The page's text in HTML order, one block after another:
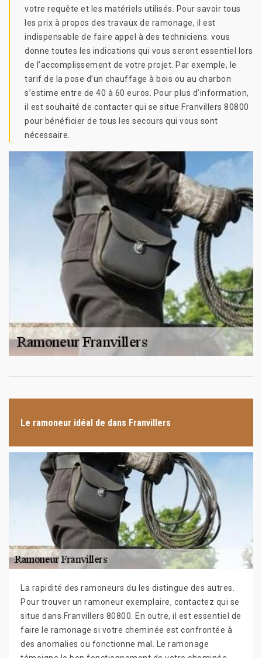
votre requête et les matériels utilisés. Pour savoir tous
les prix à propos des travaux de ramonage, il est
indispensable de faire appel à des techniciens. vous
donne toutes les indications qui vous seront essentiel lors
de l’accomplissement de votre projet. Par exemple, le
tarif de la pose d’un chauffage à bois ou au charbon
s’estime entre de 40 à 60 euros. Pour plus d’information,
il est souhaité de contacter qui se situe Franvillers 80800
pour bénéficier de tous les secours qui vous sont
nécessaire.
Le ramoneur idéal de dans Franvillers
La rapidité des ramoneurs du les distingue des autres.
Pour trouver un ramoneur exemplaire, contactez qui se
situe dans Franvillers 80800. En outre, il est essentiel de
faire le ramonage si votre cheminée est confrontée à
des anomalies ou fonctionne mal. Le ramonage